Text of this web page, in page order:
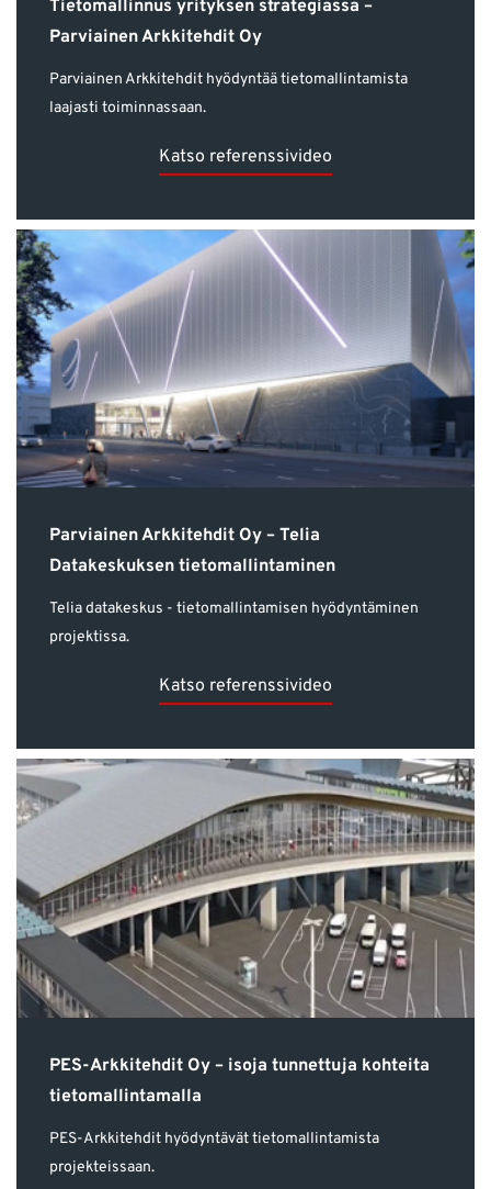
Tietomallinnus yrityksen strategiassa –
Parviainen Arkkitehdit Oy
Parviainen Arkkitehdit hyödyntää tietomallintamista
laajasti toiminnassaan.
Katso referenssivideo
Parviainen Arkkitehdit Oy – Telia
Datakeskuksen tietomallintaminen
Telia datakeskus - tietomallintamisen hyödyntäminen
projektissa.
Katso referenssivideo
PES-Arkkitehdit Oy – isoja tunnettuja kohteita
tietomallintamalla
PES-Arkkitehdit hyödyntävät tietomallintamista
projekteissaan.